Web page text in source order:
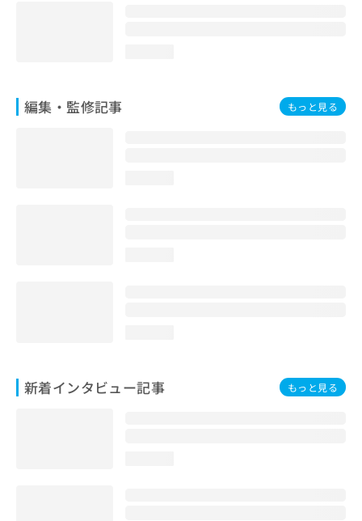
編集・監修記事 もっと見る
新着インタビュー記事 もっと見る